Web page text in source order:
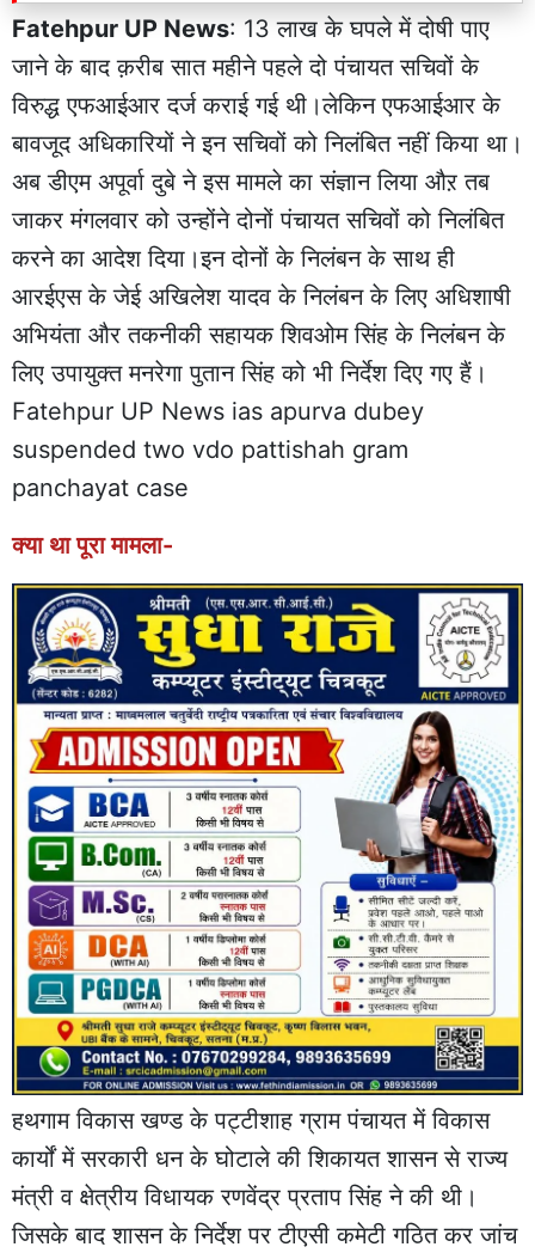
Fatehpur UP News: 13 लाख के घपले में दोषी पाए
जाने के बाद क़रीब सात महीने पहले दो पंचायत सचिवों के
विरुद्ध एफआईआर दर्ज कराई गई थी।लेकिन एफआईआर के
बावजूद अधिकारियों ने इन सचिवों को निलंबित नहीं किया था।
अब डीएम अपूर्वा दुबे ने इस मामले का संज्ञान लिया औऱ तब
जाकर मंगलवार को उन्होंने दोनों पंचायत सचिवों को निलंबित
करने का आदेश दिया।इन दोनों के निलंबन के साथ ही
आरईएस के जेई अखिलेश यादव के निलंबन के लिए अधिशाषी
अभियंता और तकनीकी सहायक शिवओम सिंह के निलंबन के
लिए उपायुक्त मनरेगा पुतान सिंह को भी निर्देश दिए गए हैं।
Fatehpur UP News ias apurva dubey
suspended two vdo pattishah gram
panchayat case
क्या था पूरा मामला-
हथगाम विकास खण्ड के पट्टीशाह ग्राम पंचायत में विकास
कार्यों में सरकारी धन के घोटाले की शिकायत शासन से राज्य
मंत्री व क्षेत्रीय विधायक रणवेंद्र प्रताप सिंह ने की थी।
जिसके बाद शासन के निर्देश पर टीएसी कमेटी गठित कर जांच